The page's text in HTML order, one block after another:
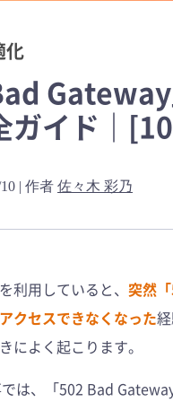
化
ガイド｜
| 作者 佐々木 彩乃
利用していると、 突然
クセスできなくなった
によく起こります。
は、「502 Bad